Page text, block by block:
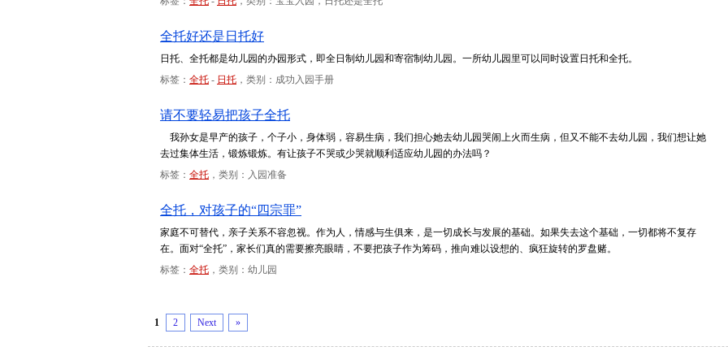
全托好还是日托好
日托、全托都是幼儿园的办园形式，即全日制幼儿园和寄宿制幼儿园。一所幼儿园里可以同时设置日托和全托。
标签： 全托 - 日托 ，类别：成功入园手册
请不要轻易把孩子全托
我孙女是早产的孩子，个子小，身体弱，容易生病，我们担心她去幼儿园哭闹上火而生病，但又不能不去幼儿园，我们想让她
去过集体生活，锻炼锻炼。有让孩子不哭或少哭就顺利适应幼儿园的办法吗？
标签： 全托 ，类别：入园准备
全托，对孩子的“四宗罪”
家庭不可替代，亲子关系不容忽视。作为人，情感与生俱来，是一切成长与发展的基础。如果失去这个基础，一切都将不复存
在。面对“全托”，家长们真的需要擦亮眼睛，不要把孩子作为筹码，推向难以设想的、疯狂旋转的罗盘赌。
标签： 全托 ，类别：幼儿园
1 2 Next »